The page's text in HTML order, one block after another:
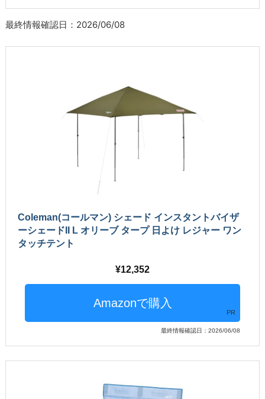
最終情報確認日：2026/06/08
Coleman(コールマン) シェード インスタントバイザ
ーシェードII L オリーブ タープ 日よけ レジャー ワン
タッチテント
12,352
PR
最終情報確認日：2026/06/08